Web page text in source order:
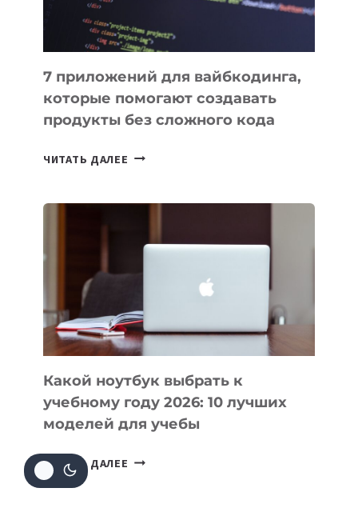
7 приложений для вайбкодинга,
которые помогают создавать
продукты без сложного кода
ЧИТАТЬ ДАЛЕЕ
ПОМОГАЮТ
СОЗДАВАТЬ
БЕЗ
СЛОЖНОГО
КОДА
Какой ноутбук выбрать к
учебному году 2026: 10 лучших
моделей для учебы
ЧИТАТЬ ДАЛЕЕ КАКОЙ